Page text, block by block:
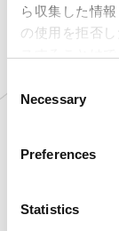
ら収集した情
の使用を拒否
Necessary
Preferences
Statistics
□取り扱い店
ットキャッチ
http://